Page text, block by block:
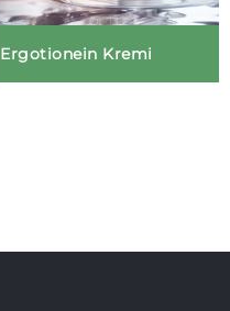
Ergotionein Kremi